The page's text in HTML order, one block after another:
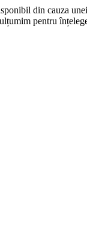
din cauza
pentru